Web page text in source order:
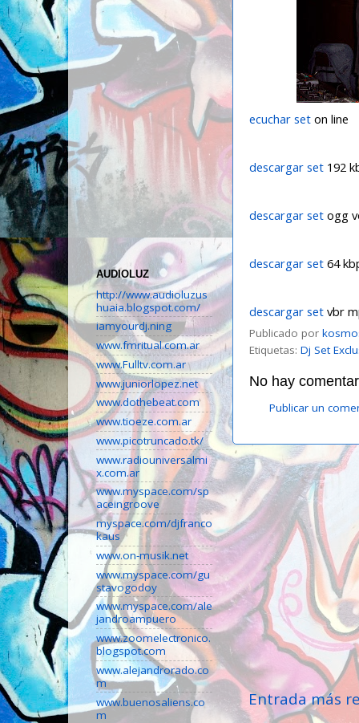
ecuchar set on line
descargar set 192
descargar set ogg
descargar set 64
descargar set vbr
Publicado por
Etiquetas: Dj Set
No hay
Publicar un
Entrada más
AUDIOLUZ
http://www.audioluzus
huaia.blogspot.com/
iamyourdj.ning
www.fmritual.com.ar
www.Fulltv.com.ar
www.juniorlopez.net
www.dothebeat.com
www.tioeze.com.ar
www.picotruncado.tk/
www.radiouniversalmi
x.com.ar
www.myspace.com/sp
aceingroove
myspace.com/djfranco
kaus
www.on-musik.net
www.myspace.com/gu
stavogodoy
www.myspace.com/ale
jandroampuero
www.zoomelectronico.
blogspot.com
www.alejandrorado.co
m
www.buenosaliens.co
m